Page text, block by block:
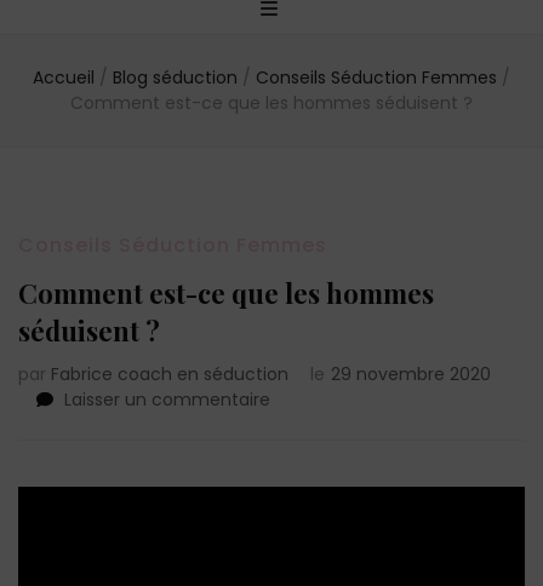
Accueil / Blog séduction / Conseils Séduction Femmes /
Comment est-ce que les hommes séduisent ?
Comment est-ce que les hommes
séduisent ?
par Fabrice coach en séduction le 29 novembre 2020
Laisser un commentaire